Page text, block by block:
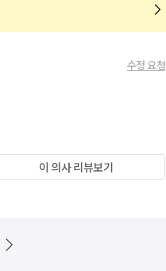
수정 요청
이 의사 리뷰보기